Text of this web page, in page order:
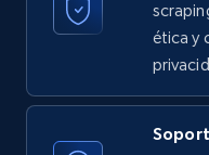
LinkedIn posts -
URL, ID, User id,
ética y